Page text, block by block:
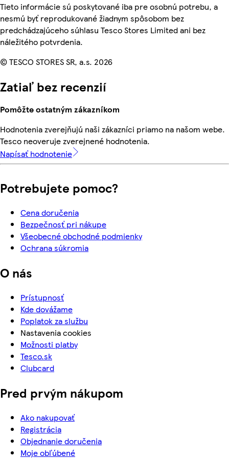
Tieto informácie sú poskytované iba pre osobnú potrebu, a
nesmú byť reprodukované žiadnym spôsobom bez
predchádzajúceho súhlasu Tesco Stores Limited ani bez
náležitého potvrdenia.
© TESCO STORES SR, a.s. 2026
Zatiaľ bez recenzií
Pomôžte ostatným zákazníkom
Hodnotenia zverejňujú naši zákazníci priamo na našom webe.
Tesco neoveruje zverejnené hodnotenia.
Napísať hodnotenie
Potrebujete pomoc?
Cena doručenia
Bezpečnosť pri nákupe
Všeobecné obchodné podmienky
Ochrana súkromia
O nás
Prístupnosť
Kde dovážame
Poplatok za službu
Nastavenia cookies
Možnosti platby
Tesco.sk
Clubcard
Pred prvým nákupom
Ako nakupovať
Registrácia
Objednanie doručenia
Moje obľúbené